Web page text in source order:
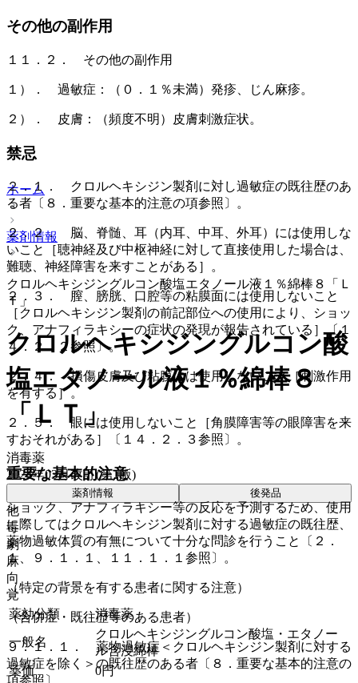
その他の副作用
１１．２． その他の副作用
１）． 過敏症：（０．１％未満）発疹、じん麻疹。
２）． 皮膚：（頻度不明）皮膚刺激症状。
禁忌
２．１． クロルヘキシジン製剤に対し過敏症の既往歴のあ
る者〔８．重要な基本的注意の項参照〕。
２．２． 脳、脊髄、耳（内耳、中耳、外耳）には使用しな
いこと［聴神経及び中枢神経に対して直接使用した場合は、
難聴、神経障害を来すことがある］。
２．３． 膣、膀胱、口腔等の粘膜面には使用しないこと
［クロルヘキシジン製剤の前記部位への使用により、ショッ
ク、アナフィラキシーの症状の発現が報告されている］〔１
４．２．２参照〕。
２．４． 損傷皮膚及び粘膜には使用しないこと［刺激作用
を有する］。
２．５． 眼には使用しないこと［角膜障害等の眼障害を来
すおそれがある］〔１４．２．３参照〕。
重要な基本的注意
ショック、アナフィラキシー等の反応を予測するため、使用
に際してはクロルヘキシジン製剤に対する過敏症の既往歴、
薬物過敏体質の有無について十分な問診を行うこと〔２．
１、９．１．１、１１．１．１参照〕。
（特定の背景を有する患者に関する注意）
（合併症・既往歴等のある患者）
９．１．１． 薬物過敏症＜クロルヘキシジン製剤に対する
過敏症を除く＞の既往歴のある者〔８．重要な基本的注意の
項参照〕。
ホーム
薬剤情報
クロルヘキシジングルコン酸塩エタノール液１％綿棒８「Ｌ
Ｔ」
クロルヘキシジングルコン酸
塩エタノール液１％綿棒８
「ＬＴ」
消毒薬
2024年03月改訂(第1版)
薬剤情報 後発品
他
毒
劇
麻
向
覚
薬効分類
消毒薬
一般名
クロルヘキシジングルコン酸塩・エタノー
ル含浸綿棒
薬価
0円